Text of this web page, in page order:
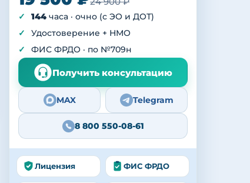
144 часа · очно (с ЭО и ДОТ)
Удостоверение + НМО
ФИС ФРДО · по №709н
Получить консультацию
MAX Telegram
8 800 550-08-61
Лицензия ФИС ФРДО